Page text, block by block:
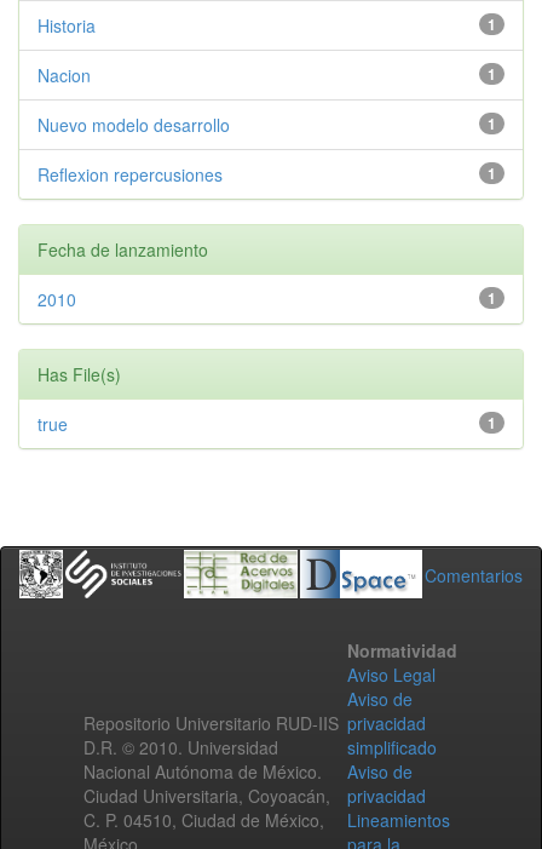
1
Historia
1
Nacion
1
Nuevo modelo desarrollo
1
Reflexion repercusiones
Fecha de lanzamiento
1
2010
Has File(s)
1
true
Comentarios
Repositorio Universitario RUD-IIS
D.R. © 2010. Universidad
Nacional Autónoma de México.
Ciudad Universitaria, Coyoacán,
C. P. 04510, Ciudad de México,
México.
Normatividad
Aviso Legal
Aviso de
privacidad
simplificado
Aviso de
privacidad
Lineamientos
para la